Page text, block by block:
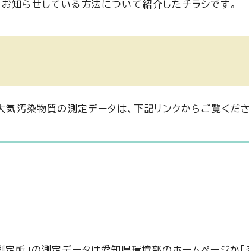
らせしている方法について紹介したチラシです。
染物質の測定データは、下記リンクからご覧くださ